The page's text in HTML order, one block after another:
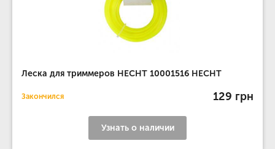
Леска для триммеров HECHT 10001516 HECHT
Закончился 129 грн
Узнать о наличии